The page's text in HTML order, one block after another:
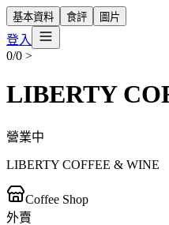
基本資料 食評 圖片
登入
0/0 >
LIBERTY
營業中
LIBERTY COFFEE & WINE
Coffee Shop
外賣